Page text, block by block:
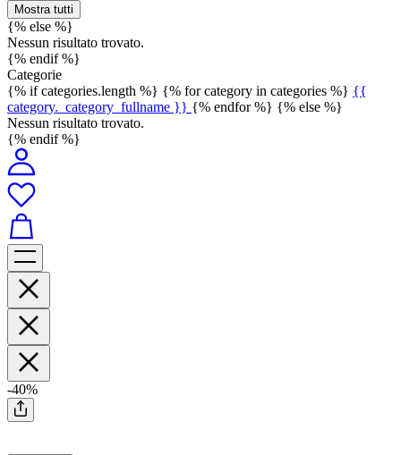
Mostra tutti
{% else %}
Nessun risultato trovato.
{% endif %}
Categorie
{% if categories.length %} {% for category in categories %} {{
category._category_fullname }} {% endfor %} {% else %}
Nessun risultato trovato.
{% endif %}
-40%